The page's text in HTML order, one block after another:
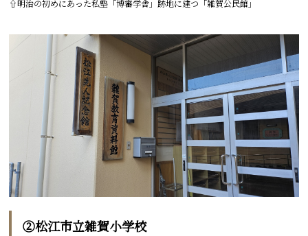
⇧明治の初めにあった私塾「博審学舎」跡地に建つ「雑賀公民館」
②松江市立雑賀小学校